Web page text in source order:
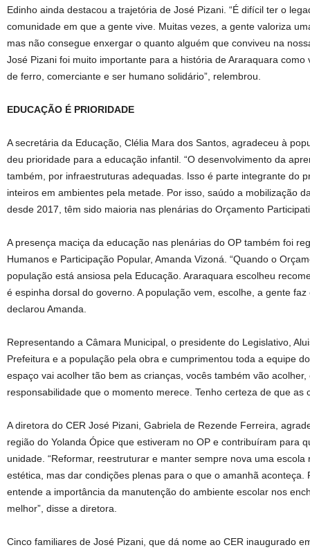
Edinho ainda destacou a trajetória de José Pizani. “É difícil ter o
comunidade em que a gente vive. Muitas vezes, a gente valoriza
mas não consegue enxergar o quanto alguém que conviveu na
José Pizani foi muito importante para a história de Araraquara
de ferro, comerciante e ser humano solidário”, relembrou.
EDUCAÇÃO É PRIORIDADE
A secretária da Educação, Clélia Mara dos Santos, agradeceu à
deu prioridade para a educação infantil. “O desenvolvimento da
também, por infraestruturas adequadas. Isso é parte integrante do
inteiros em ambientes pela metade. Por isso, saúdo a mobilização
desde 2017, têm sido maioria nas plenárias do Orçamento
A presença maciça da educação nas plenárias do OP também foi
Humanos e Participação Popular, Amanda Vizoná. “Quando o
população está ansiosa pela Educação. Araraquara escolheu
é espinha dorsal do governo. A população vem, escolhe, a gente
declarou Amanda.
Representando a Câmara Municipal, o presidente do Legislativo,
Prefeitura e a população pela obra e cumprimentou toda a equipe
espaço vai acolher tão bem as crianças, vocês também vão
responsabilidade que o momento merece. Tenho certeza de que as
A diretora do CER José Pizani, Gabriela de Rezende Ferreira,
região do Yolanda Ópice que estiveram no OP e contribuíram para
unidade. “Reformar, reestruturar e manter sempre nova uma
estética, mas dar condições plenas para o que o amanhã aconteça.
entende a importância da manutenção do ambiente escolar nos
melhor”, disse a diretora.
Cinco familiares de José Pizani, que dá nome ao CER inaugurado